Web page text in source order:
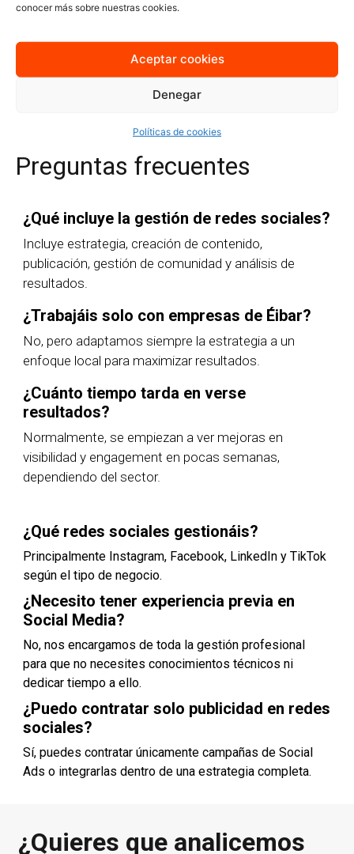
conocer más sobre nuestras cookies.
Aceptar cookies
Denegar
Políticas de cookies
En AJA Publicidad te ayudamos a crecer en Social Media con
Quiero más información
Preguntas frecuentes
¿Qué incluye la gestión de redes sociales?
Incluye estrategia, creación de contenido,
publicación, gestión de comunidad y análisis de
resultados.
¿Trabajáis solo con empresas de Éibar?
No, pero adaptamos siempre la estrategia a un
enfoque local para maximizar resultados.
¿Cuánto tiempo tarda en verse
resultados?
Normalmente, se empiezan a ver mejoras en
visibilidad y engagement en pocas semanas,
dependiendo del sector.
¿Qué redes sociales gestionáis?
Principalmente Instagram, Facebook, LinkedIn y TikTok
según el tipo de negocio.
¿Necesito tener experiencia previa en
Social Media?
No, nos encargamos de toda la gestión profesional
para que no necesites conocimientos técnicos ni
dedicar tiempo a ello.
¿Puedo contratar solo publicidad en redes
sociales?
Sí, puedes contratar únicamente campañas de Social
Ads o integrarlas dentro de una estrategia completa.
¿Quieres que analicemos